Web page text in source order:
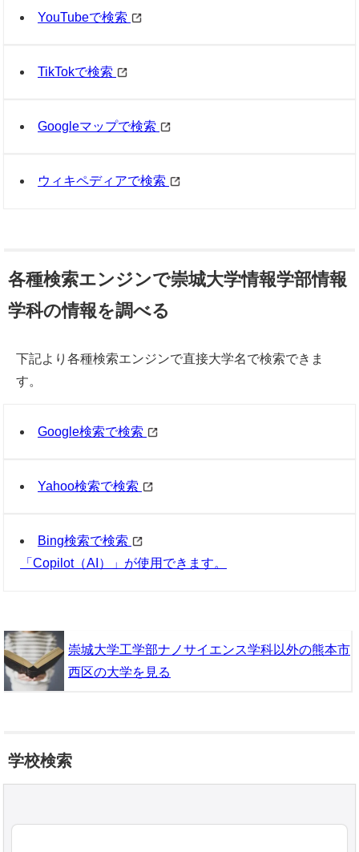
YouTubeで検索
TikTokで検索
Googleマップで検索
ウィキペディアで検索
各種検索エンジンで崇城大学情報学部情報
学科の情報を調べる
下記より各種検索エンジンで直接大学名で検索できま
す。
Google検索で検索
Yahoo検索で検索
Bing検索で検索
「Copilot（AI）」が使用できます。
崇城大学工学部ナノサイエンス学科以外の熊本市
西区の大学を見る
学校検索